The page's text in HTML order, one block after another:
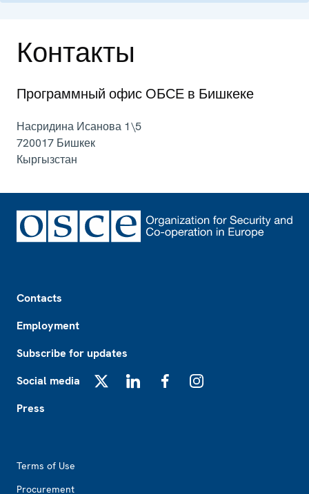
Контакты
Программный офис ОБСЕ в Бишкеке
Насридина Исанова 1\5
720017 Бишкек
Кыргызстан
Contacts
Employment
Subscribe for updates
Social media
Press
Terms of Use
Procurement